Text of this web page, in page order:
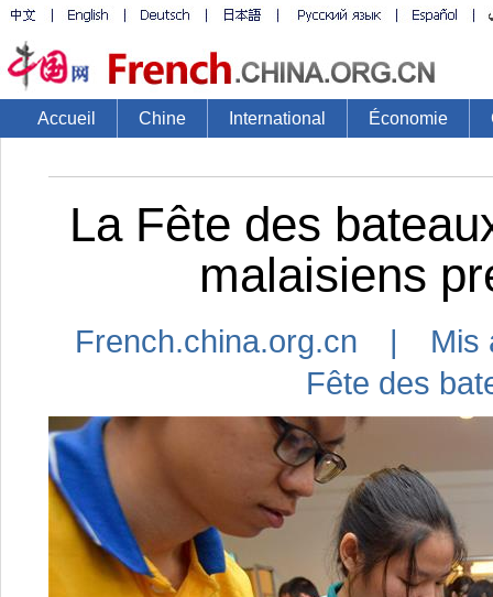
Accueil Chine International Économie
La Fête des
malaisiens
French.china.org.cn |
Fête des